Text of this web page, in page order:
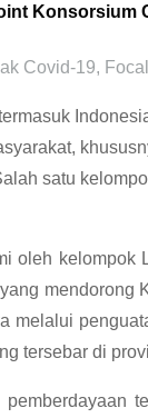
Konsorsium
Covid-19,
satu
melalui
tersebar di